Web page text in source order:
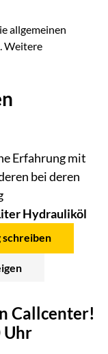
allgemeinen
Weitere
abgegeben
Erfahrung mit
bei deren
Hydrauliköl
schreiben
Callcenter!
Uhr